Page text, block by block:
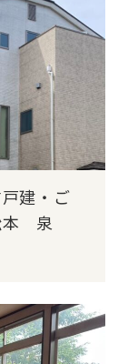
建・ご
本 泉